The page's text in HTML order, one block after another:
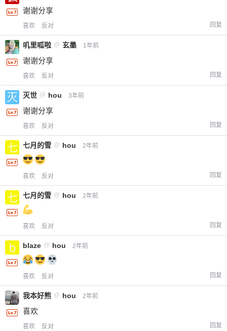
谢谢分享
喜欢 反对 回复
叽里呱啦 @ 玄墨 1年前
谢谢分享
喜欢 反对 回复
灭世 @ hou 3年前
谢谢分享
喜欢 反对 回复
七月的雪 @ hou 2年前
喜欢 反对 回复
七月的雪 @ hou 2年前
喜欢 反对 回复
blaze @ hou 2年前
喜欢 反对 回复
我本好熊 @ hou 2年前
喜欢
喜欢 反对 回复